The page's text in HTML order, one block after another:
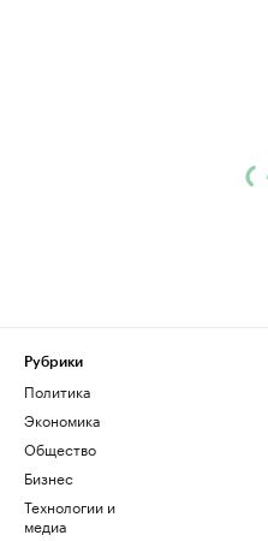
Рубрики
Политика
Экономика
Общество
Бизнес
Технологии и
медиа